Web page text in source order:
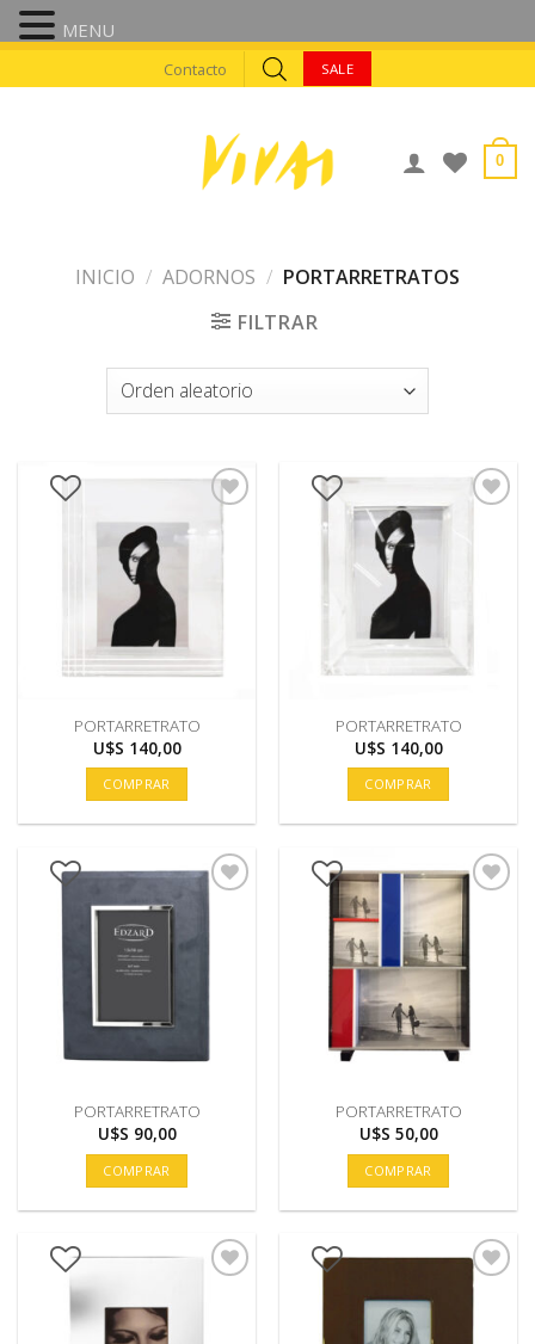
to
Contacto SALE
0
INICIO / ADORNOS / PORTARRETRATOS
FILTRAR
PORTARRETRATO
U$S 140,00
COMPRAR
PORTARRETRATO
U$S 140,00
COMPRAR
PORTARRETRATO
U$S 90,00
COMPRAR
PORTARRETRATO
U$S 50,00
COMPRAR
MENU